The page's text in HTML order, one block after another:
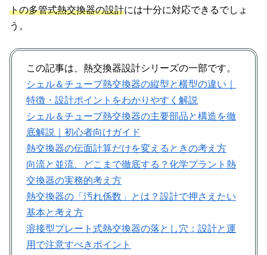
トの多管式熱交換器の設計には十分に対応できるでしょ
う。
この記事は、熱交換器設計シリーズの一部です。
シェル＆チューブ熱交換器の縦型と横型の違い｜
特徴・設計ポイントをわかりやすく解説
シェル＆チューブ熱交換器の主要部品と構造を徹
底解説｜初心者向けガイド
熱交換器の伝面計算だけを変えるときの考え方
向流と並流、どこまで徹底する？化学プラント熱
交換器の実務的考え方
熱交換器の「汚れ係数」とは？設計で押さえたい
基本と考え方
溶接型プレート式熱交換器の落とし穴：設計と運
用で注意すべきポイント